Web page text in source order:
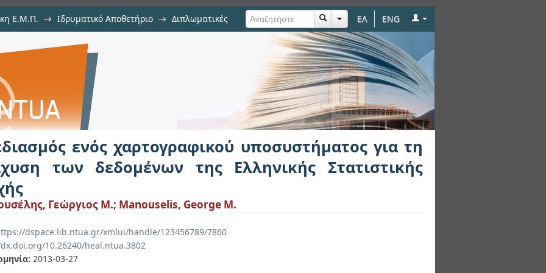
ΕΛ ENG
Ε.Μ.Π. → Ιδρυματικό Αποθετήριο → Διπλωματικές
υποσυστήματος για τη διάχυση των
Στατιστικής Αρχής
ενός χαρτογραφικού υποσυστήματος για τη
των δεδομένων της Ελληνικής Στατιστικής
Γεώργιος Μ.; Manouselis, George M.
dspace.lib.ntua.gr/xmlui/handle/123456789/7860
10.26240/heal.ntua.3802
2013-03-27